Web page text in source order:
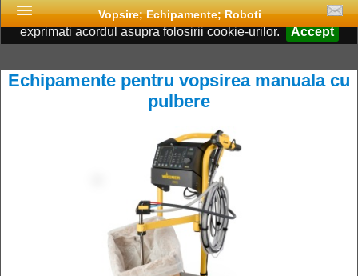
Acest site foloseste cookies. Continuand navigarea, va
exprimati acordul asupra folosirii cookie-urilor.
Accept
Vopsire; Echipamente; Roboti
Echipamente pentru vopsirea manuala cu
pulbere